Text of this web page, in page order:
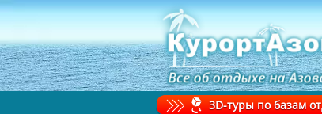
3D-туры по базам